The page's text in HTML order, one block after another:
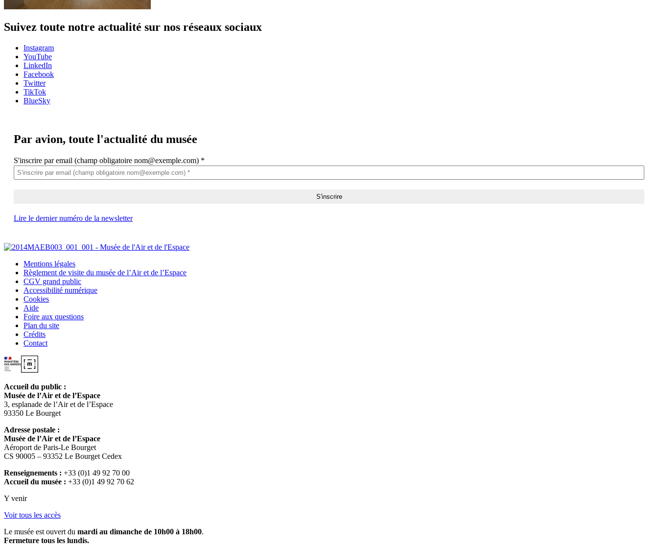
Suivez toute notre actualité sur nos réseaux sociaux
Instagram
YouTube
LinkedIn
Facebook
Twitter
TikTok
BlueSky
Par avion, toute l'actualité du musée
S'inscrire par email (champ obligatoire nom@exemple.com) *
Lire le dernier numéro de la newsletter
Mentions légales
Règlement de visite du musée de l’Air et de l’Espace
CGV grand public
Accessibilité numérique
Cookies
Aide
Foire aux questions
Plan du site
Crédits
Contact
Accueil du public :
Musée de l’Air et de l’Espace
3, esplanade de l’Air et de l’Espace
93350 Le Bourget
Adresse postale :
Musée de l’Air et de l’Espace
Aéroport de Paris-Le Bourget
CS 90005 – 93352 Le Bourget Cedex
Renseignements : +33 (0)1 49 92 70 00
Accueil du musée : +33 (0)1 49 92 70 62
Y venir
Voir tous les accès
Le musée est ouvert du mardi au dimanche de 10h00 à 18h00.
Fermeture tous les lundis.